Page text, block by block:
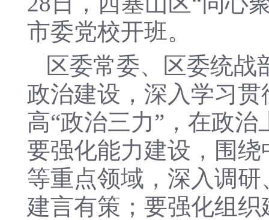
市委党校开班。
区委常委、区委统战
政治建设，深入学习
高“政治三力”，在政
要强化能力建设，围
等重点领域，深入调
建言有策；要强化组